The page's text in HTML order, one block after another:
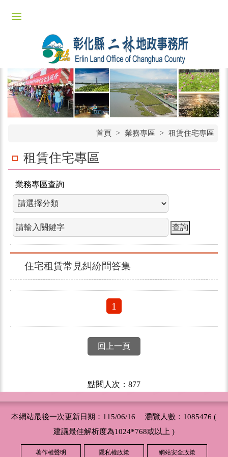
首頁 > 業務專區 > 租賃住宅專區
租賃住宅專區
業務專區查詢
住宅租賃常見糾紛問答集
1
回上一頁
點閱人次：877
本網站最後一次更新日期：115/06/16 瀏覽人數：1085476 (
建議最佳解析度為1024*768或以上 )
著作權聲明 隱私權政策 網站安全政策